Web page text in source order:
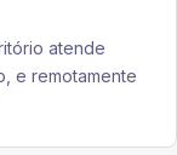
atende
e remotamente